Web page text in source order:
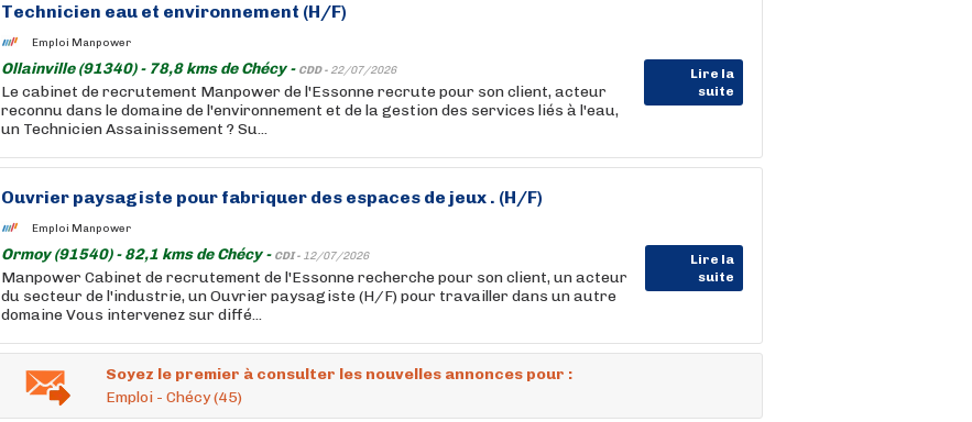
Technicien eau et environnement (H/F)
Emploi Manpower
Ollainville (91340) - 78,8 kms de Chécy - CDD - 22/07/2026
Lire la
suite
Le cabinet de recrutement Manpower de l'Essonne recrute pour son client, acteur
reconnu dans le domaine de l'environnement et de la gestion des services liés à l'eau,
un Technicien Assainissement ? Su...
Ouvrier paysagiste pour fabriquer des espaces de jeux . (H/F)
Emploi Manpower
Ormoy (91540) - 82,1 kms de Chécy - CDI - 12/07/2026
Lire la
suite
Manpower Cabinet de recrutement de l'Essonne recherche pour son client, un acteur
du secteur de l'industrie, un Ouvrier paysagiste (H/F) pour travailler dans un autre
domaine Vous intervenez sur diffé...
Soyez le premier à consulter les nouvelles annonces pour :
Emploi - Chécy (45)